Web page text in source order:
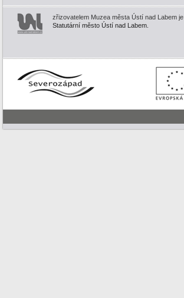
zřizovatelem Muzea města Ústí nad Labem je
Statutární město Ústí nad Labem.